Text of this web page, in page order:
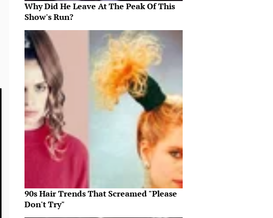
Why Did He Leave At The Peak Of This
Show's Run?
90s Hair Trends That Screamed "Please
Don't Try"